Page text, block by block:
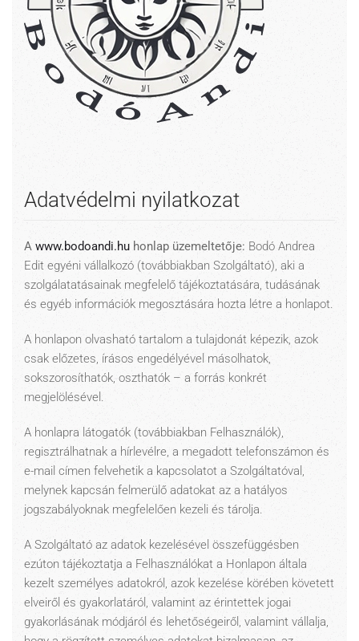
Adatvédelmi nyilatkozat
A www.bodoandi.hu honlap üzemeltetője: Bodó Andrea
Edit egyéni vállalkozó (továbbiakban Szolgáltató), aki a
szolgálatatásainak megfelelő tájékoztatására, tudásának
és egyéb információk megosztására hozta létre a honlapot.
A honlapon olvasható tartalom a tulajdonát képezik, azok
csak előzetes, írásos engedélyével másolhatok,
sokszorosíthatók, oszthatók – a forrás konkrét
megjelölésével.
A honlapra látogatók (továbbiakban Felhasználók),
regisztrálhatnak a hírlevélre, a megadott telefonszámon és
e-mail címen felvehetik a kapcsolatot a Szolgáltatóval,
melynek kapcsán felmerülő adatokat az a hatályos
jogszabályoknak megfelelően kezeli és tárolja.
A Szolgáltató az adatok kezelésével összefüggésben
ezúton tájékoztatja a Felhasználókat a Honlapon általa
kezelt személyes adatokról, azok kezelése körében követett
elveiről és gyakorlatáról, valamint az érintettek jogai
gyakorlásának módjáról és lehetőségeiről, valamint vállalja,